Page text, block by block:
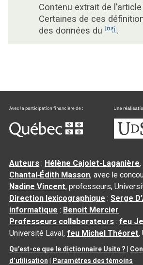
Contenu extrait de l’article
Certaines de ces
des données du
.
Auteurs : Hélène Cajolet-Laganière,
Chantal‑Édith Masson, avec le
Nadine Vincent, professeurs,
Direction lexicographique :Serge
informatique : Benoit Mercier
Professeurs collaborateurs :feu
Université Laval,feu Michel Théoret,
Qu’est-ce que le dictionnaire Usito ?
d’utilisation
Paramètres des témoins